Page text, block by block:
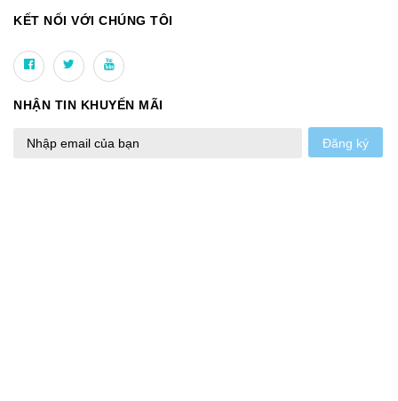
KẾT NỐI VỚI CHÚNG TÔI
NHẬN TIN KHUYẾN MÃI
Đăng ký